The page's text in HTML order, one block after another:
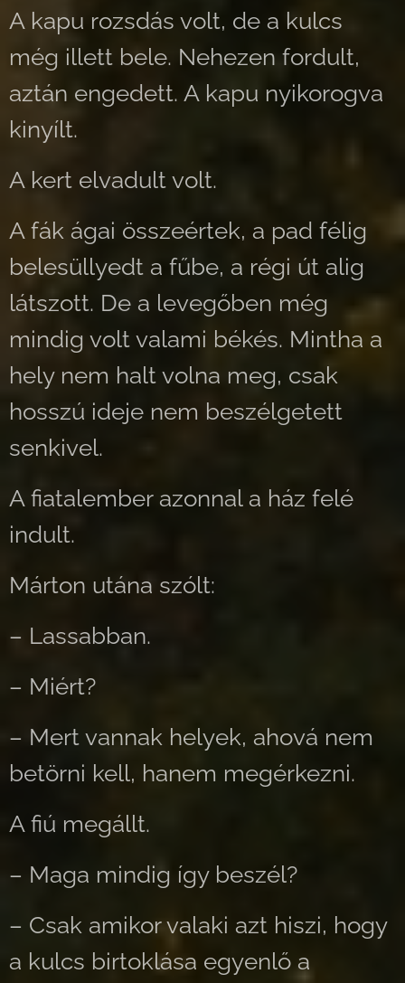
A kapu rozsdás volt, de a kulcs
még illett bele. Nehezen fordult,
aztán engedett. A kapu nyikorogva
kinyílt.
A kert elvadult volt.
A fák ágai összeértek, a pad félig
belesüllyedt a fűbe, a régi út alig
látszott. De a levegőben még
mindig volt valami békés. Mintha a
hely nem halt volna meg, csak
hosszú ideje nem beszélgetett
senkivel.
A fiatalember azonnal a ház felé
indult.
Márton utána szólt:
– Lassabban.
– Miért?
– Mert vannak helyek, ahová nem
betörni kell, hanem megérkezni.
A fiú megállt.
– Maga mindig így beszél?
– Csak amikor valaki azt hiszi, hogy
a kulcs birtoklása egyenlő a